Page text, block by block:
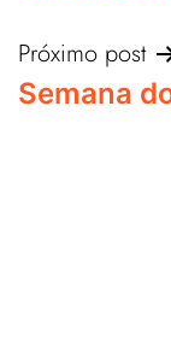
Próximo post
Semana